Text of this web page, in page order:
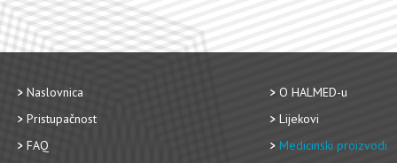
Naslovnica
Pristupačnost
FAQ
O HALMED-u
Lijekovi
Medicinski proizvodi